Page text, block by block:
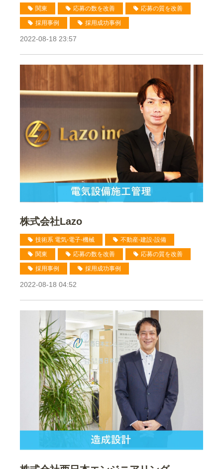
関東 応募の数を改善 応募の質を改善
採用事例 採用成功事例
2022-08-18 23:57
株式会社Lazo
技術系 電気-電子-機械 不動産-建設-設備
関東 応募の数を改善 応募の質を改善
採用事例 採用成功事例
2022-08-18 04:52